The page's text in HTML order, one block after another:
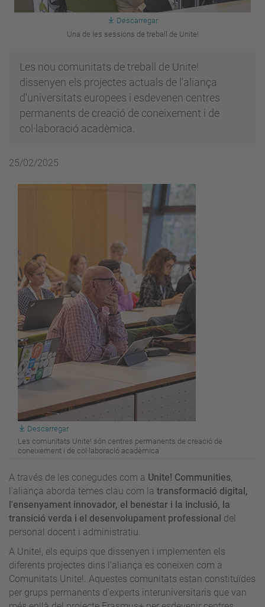
Descarregar
Una de les sessions de treball de Unite!
Les nou comunitats de treball de Unite!
dissenyen els projectes actuals de l'aliança
d'universitats europees i esdevenen centres
permanents de creació de coneixement i de
col·laboració acadèmica.
25/02/2025
Descarregar
Les comunitats Unite! són centres permanents de creació de
coneixement i de col·laboració acadèmica
A través de les conegudes com a Unite! Communities,
l'aliança aborda temes clau com la transformació digital,
l'ensenyament innovador, el benestar i la inclusió, la
transició verda i el desenvolupament professional del
personal docent i administratiu.
A Unite!, els equips que dissenyen i implementen els
diferents projectes dins l’aliança es coneixen com a
Comunitats Unite!. Aquestes comunitats estan constituïdes
per grups permanents d'experts interuniversitaris que van